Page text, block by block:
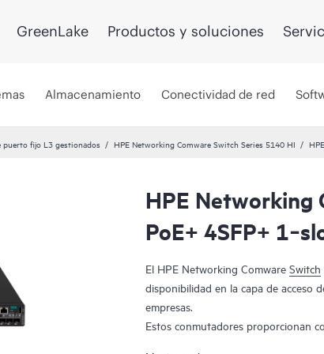
GreenLake Productos y soluciones
Almacenamiento Conectividad de red
puerto fijo L3 gestionados HPE Networking Comware Switch Series 5140 HI
HPE Networking
PoE+ 4SFP+
El HPE Networking Comware Switch
disponibilidad en la capa de acceso
empresas.
Estos conmutadores proporcionan